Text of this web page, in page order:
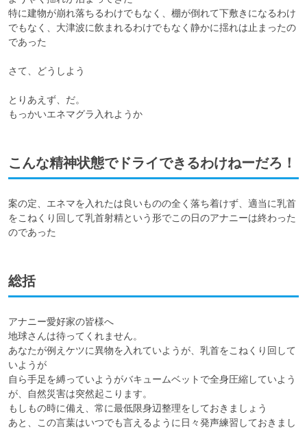
特に建物が崩れ落ちるわけでもなく、棚が倒れて下敷きになるわけ
でもなく、大津波に飲まれるわけでもなく静かに揺れは止まったの
であった
さて、どうしよう
とりあえず、だ。
もっかいエネマグラ入れようか
こんな精神状態でドライできるわけねーだろ！
案の定、エネマを入れたは良いものの全く落ち着けず、適当に乳首
をこねくり回して乳首射精という形でこの日のアナニーは終わった
のであった
総括
アナニー愛好家の皆様へ
地球さんは待ってくれません。
あなたが例えケツに異物を入れていようが、乳首をこねくり回して
いようが
自ら手足を縛っていようがバキュームベットで全身圧縮していよう
が、自然災害は突然起こります。
もしもの時に備え、常に最低限身辺整理をしておきましょう
あと、この言葉はいつでも言えるように日々発声練習しておきまし